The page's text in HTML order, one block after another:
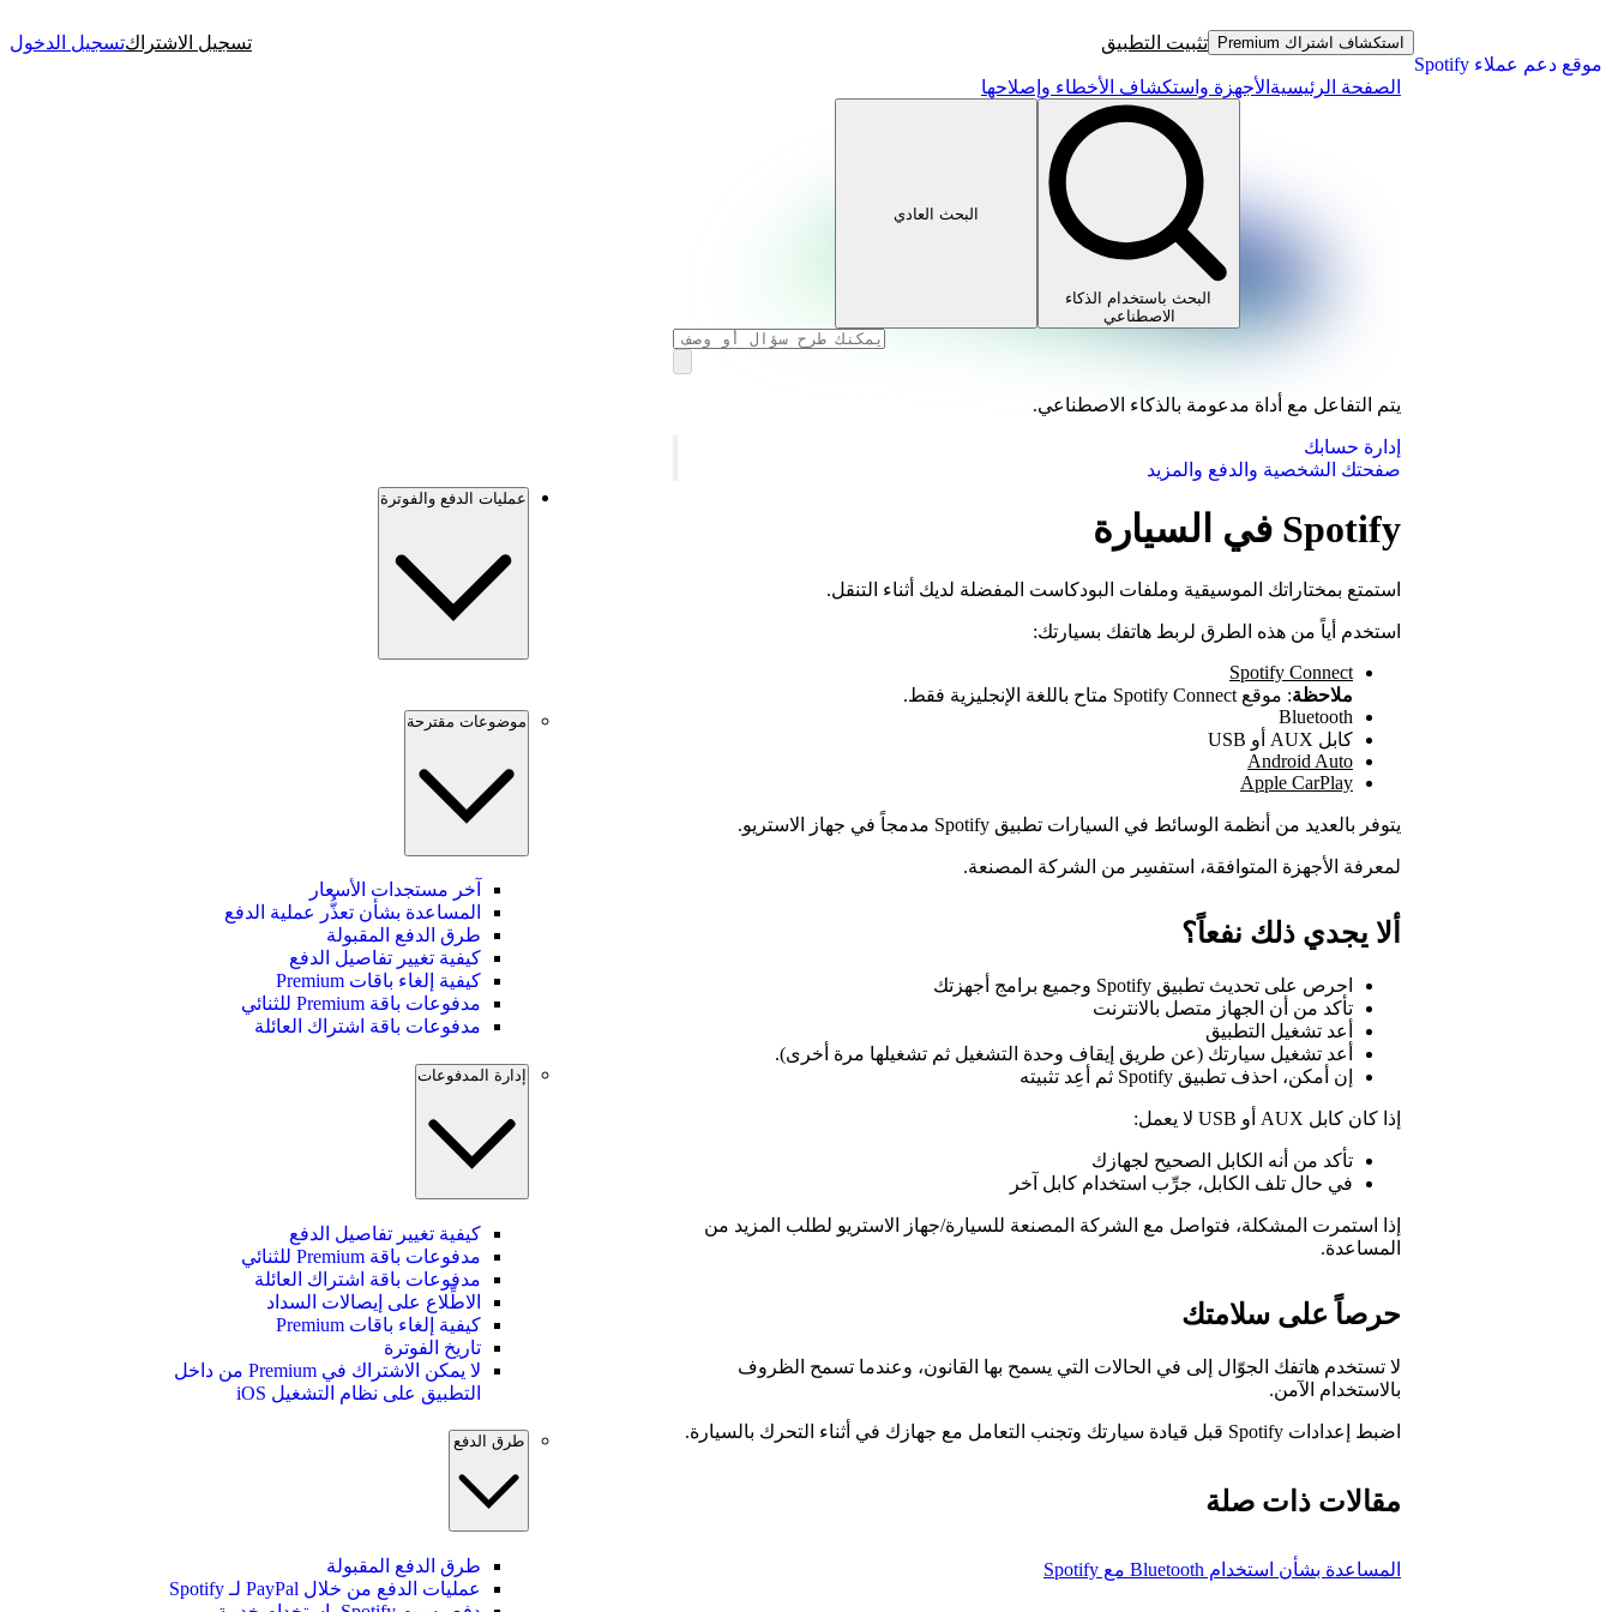
موقع دعم عملاء Spotify
استكشاف اشتراك Premium تثبيت التطبيق تسجيل الاشتراكتسجيل الدخول
الصفحة الرئيسية الأجهزة واستكشاف الأخطاء وإصلاحها
البحث باستخدام الذكاء
الاصطناعي
البحث العادي
يتم التفاعل مع أداة مدعومة بالذكاء الاصطناعي.
إدارة حسابك
صفحتك الشخصية والدفع والمزيد
Spotify في السيارة
استمتع بمختاراتك الموسيقية وملفات البودكاست المفضلة لديك أثناء التنقل.
استخدم أياً من هذه الطرق لربط هاتفك بسيارتك:
Spotify Connect
ملاحظة: موقع Spotify Connect متاح باللغة الإنجليزية فقط.
Bluetooth
كابل AUX أو USB
Android Auto
Apple CarPlay
يتوفر بالعديد من أنظمة الوسائط في السيارات تطبيق Spotify مدمجاً في جهاز الاستريو.
لمعرفة الأجهزة المتوافقة، استفسِر من الشركة المصنعة.
ألا يجدي ذلك نفعاً؟
احرص على تحديث تطبيق Spotify وجميع برامج أجهزتك
تأكد من أن الجهاز متصل بالانترنت
أعد تشغيل التطبيق
أعد تشغيل سيارتك (عن طريق إيقاف وحدة التشغيل ثم تشغيلها مرة أخرى).
إن أمكن، احذف تطبيق Spotify ثم أعِد تثبيته
إذا كان كابل AUX أو USB لا يعمل:
تأكد من أنه الكابل الصحيح لجهازك
في حال تلف الكابل، جرِّب استخدام كابل آخر
إذا استمرت المشكلة، فتواصل مع الشركة المصنعة للسيارة/جهاز الاستريو لطلب المزيد من
المساعدة.
حرصاً على سلامتك
لا تستخدم هاتفك الجوّال إلى في الحالات التي يسمح بها القانون، وعندما تسمح الظروف
بالاستخدام الآمن.
اضبط إعدادات Spotify قبل قيادة سيارتك وتجنب التعامل مع جهازك في أثناء التحرك بالسيارة.
مقالات ذات صلة
المساعدة بشأن استخدام Bluetooth مع Spotify
عمليات الدفع والفوترة
موضوعات مقترحة
آخر مستجدات الأسعار
المساعدة بشأن تعذُّر عملية الدفع
طرق الدفع المقبولة
كيفية تغيير تفاصيل الدفع
كيفية إلغاء باقات Premium
مدفوعات باقة Premium للثنائي
مدفوعات باقة اشتراك العائلة
إدارة المدفوعات
كيفية تغيير تفاصيل الدفع
مدفوعات باقة Premium للثنائي
مدفوعات باقة اشتراك العائلة
الاطِّلاع على إيصالات السداد
كيفية إلغاء باقات Premium
تاريخ الفوترة
لا يمكن الاشتراك في Premium من داخل
التطبيق على نظام التشغيل iOS
طرق الدفع
طرق الدفع المقبولة
عمليات الدفع من خلال PayPal لـ Spotify